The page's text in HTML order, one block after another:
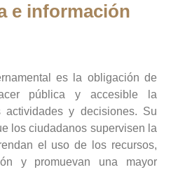
e información
es la obligación de
pública y accesible la
actividades y decisiones. Su
los ciudadanos supervisen la
el uso de los recursos,
y promuevan una mayor